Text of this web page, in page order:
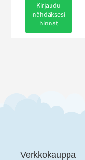
Kirjaudu
nähdäksesi
hinnat
Verkkokauppa